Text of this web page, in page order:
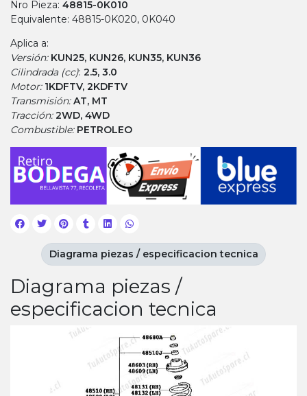
Nro Pieza: 48815-0K010
Equivalente: 48815-0K020, 0K040
Aplica a:
Versión: KUN25, KUN26, KUN35, KUN36
Cilindrada (cc): 2.5, 3.0
Motor: 1KDFTV, 2KDFTV
Transmisión:AT, MT
Tracción:2WD, 4WD
Combustible: PETROLEO
Diagrama piezas /
especificacion tecnica
Diagrama piezas / especificacion tecnica